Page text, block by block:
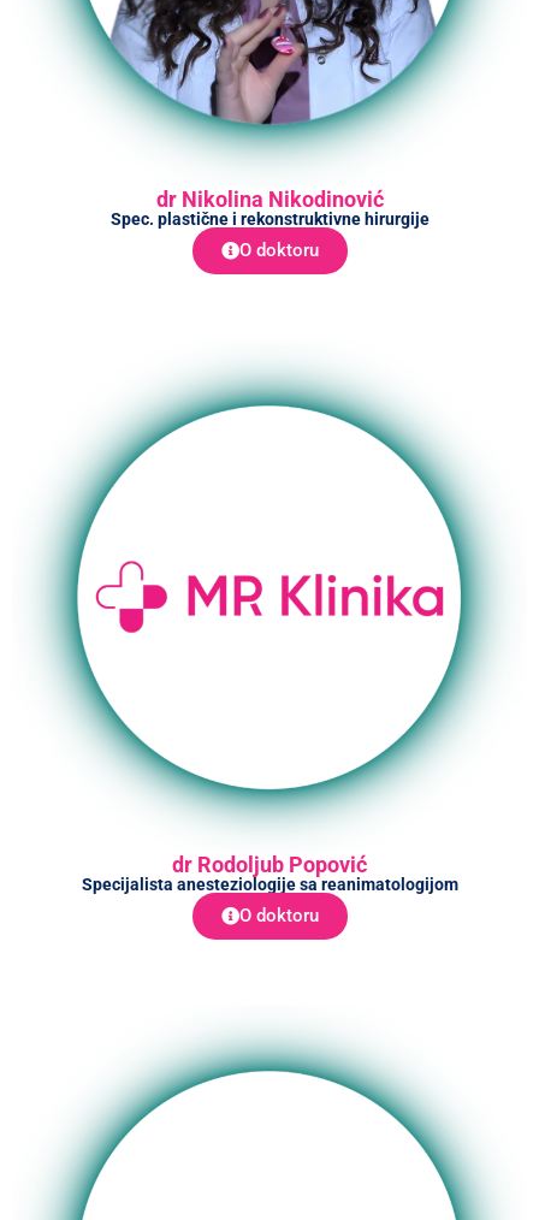
dr Nikolina Nikodinović
Spec. plastične i rekonstruktivne hirurgije
O doktoru
dr Rodoljub Popović
Specijalista anesteziologije sa reanimatologijom
O doktoru